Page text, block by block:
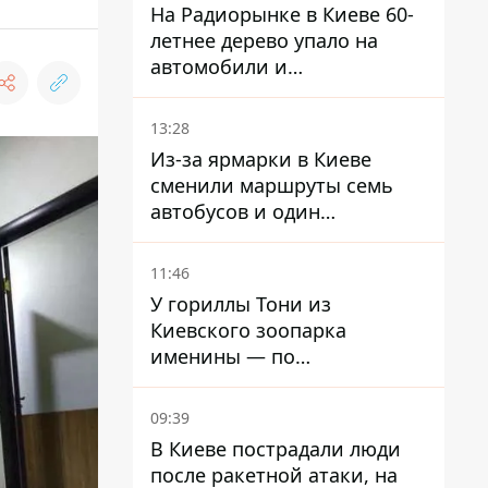
На Радиорынке в Киеве 60-
летнее дерево упало на
автомобили и
травмировало человека -
подробности
13:28
Из-за ярмарки в Киеве
сменили маршруты семь
автобусов и один
троллейбус
11:46
У гориллы Тони из
Киевского зоопарка
именины — по
человеческим меркам ему
уже больше 90 лет
09:39
В Киеве пострадали люди
после ракетной атаки, на